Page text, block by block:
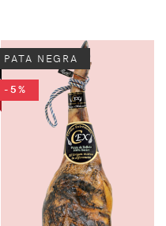
PATA NEGRA
-5%